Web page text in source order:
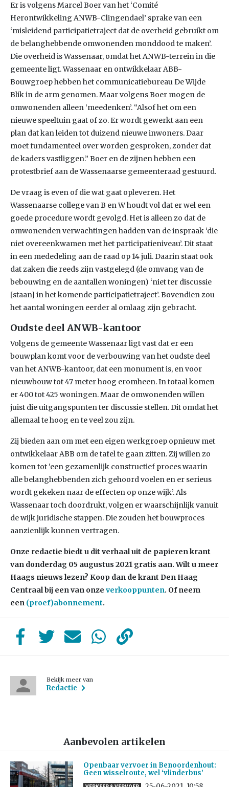
Er is volgens Marcel Boer van het ‘Comité
Herontwikkeling ANWB-Clingendael’ sprake van een
‘misleidend participatietraject dat de overheid gebruikt om
de belanghebbende omwonenden monddood te maken’.
Die overheid is Wassenaar, omdat het ANWB-terrein in die
gemeente ligt. Wassenaar en ontwikkelaar ABB-
Bouwgroep hebben het communicatiebureau De Wijde
Blik in de arm genomen. Maar volgens Boer mogen de
omwonenden alleen ‘meedenken’. “Alsof het om een
nieuwe speeltuin gaat of zo. Er wordt gewerkt aan een
plan dat kan leiden tot duizend nieuwe inwoners. Daar
moet fundamenteel over worden gesproken, zonder dat
de kaders vastliggen.” Boer en de zijnen hebben een
protestbrief aan de Wassenaarse gemeenteraad gestuurd.
De vraag is even of die wat gaat opleveren. Het
Wassenaarse college van B en W houdt vol dat er wel een
goede procedure wordt gevolgd. Het is alleen zo dat de
omwonenden verwachtingen hadden van de inspraak ‘die
niet overeenkwamen met het participatieniveau’. Dit staat
in een mededeling aan de raad op 14 juli. Daarin staat ook
dat zaken die reeds zijn vastgelegd (de omvang van de
bebouwing en de aantallen woningen) ‘niet ter discussie
[staan] in het komende participatietraject’. Bovendien zou
het aantal woningen eerder al omlaag zijn gebracht.
Oudste deel ANWB-kantoor
Volgens de gemeente Wassenaar ligt vast dat er een
bouwplan komt voor de verbouwing van het oudste deel
van het ANWB-kantoor, dat een monument is, en voor
nieuwbouw tot 47 meter hoog eromheen. In totaal komen
er 400 tot 425 woningen. Maar de omwonenden willen
juist die uitgangspunten ter discussie stellen. Dit omdat het
allemaal te hoog en te veel zou zijn.
Zij bieden aan om met een eigen werkgroep opnieuw met
ontwikkelaar ABB om de tafel te gaan zitten. Zij willen zo
komen tot ‘een gezamenlijk constructief proces waarin
alle belanghebbenden zich gehoord voelen en er serieus
wordt gekeken naar de effecten op onze wijk’. Als
Wassenaar toch doordrukt, volgen er waarschijnlijk vanuit
de wijk juridische stappen. Die zouden het bouwproces
aanzienlijk kunnen vertragen.
Onze redactie biedt u dit verhaal uit de papieren krant
van donderdag 05 augustus 2021 gratis aan. Wilt u meer
Haags nieuws lezen? Koop dan de krant Den Haag
Centraal bij een van onze verkooppunten. Of neem
een (proef)abonnement.
Bekijk meer van
Redactie
Aanbevolen artikelen
Openbaar vervoer in Benoordenhout:
Geen wisselroute, wel ‘vlinderbus’